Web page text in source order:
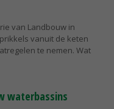
van Landbouw in
vanuit de keten
te nemen. Wat
waterbassins